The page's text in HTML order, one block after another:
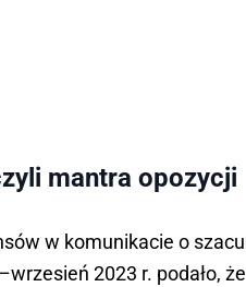
mantra opozycji
w komunikacie o
2023 r. podało, że